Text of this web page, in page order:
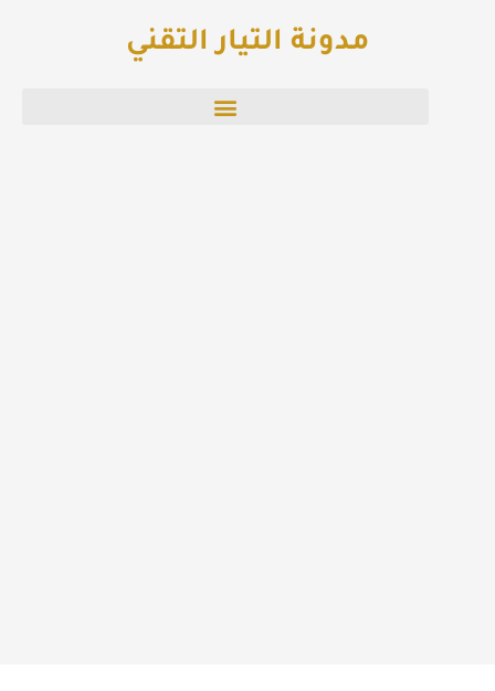
مدونة التيار التقني